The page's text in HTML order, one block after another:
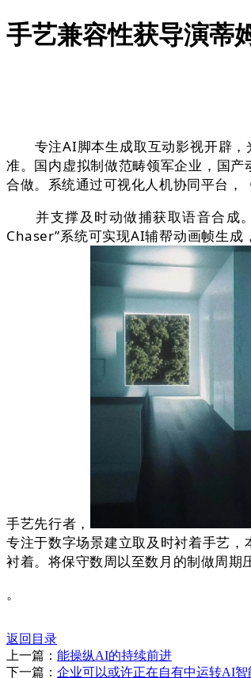
手艺兼容性获导演蒂
专注AI脚本生成取互动影视开辟，光
准。国内虚拟制做范畴领军企业，国
合做。系统通过可视化人机协同平台
并支撑及时动做捕获取语音合成。
Chaser”系统可实现AI辅帮动画帧生成
手艺先行者，
专注于数字场景建立取及时衬着手艺
衬着。将保守数周以至数月的制做周期
。
返回目录
上一篇： 能操纵AI的持续前进
下一篇： 企业可以或许正在自有中运转AI智